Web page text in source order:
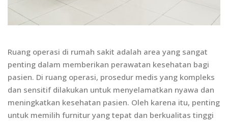
Ruang operasi di rumah sakit adalah area yang sangat
penting dalam memberikan perawatan kesehatan bagi
pasien. Di ruang operasi, prosedur medis yang kompleks
dan sensitif dilakukan untuk menyelamatkan nyawa dan
meningkatkan kesehatan pasien. Oleh karena itu, penting
untuk memilih furnitur yang tepat dan berkualitas tinggi